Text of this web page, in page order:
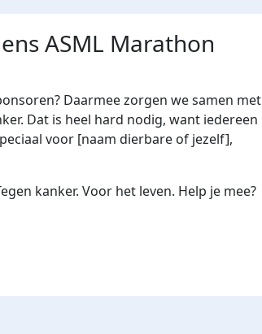
ASML Marathon
Daarmee zorgen we samen met
Dat is heel hard nodig, want iedereen
voor [naam dierbare of jezelf],
kanker. Voor het leven. Help je mee?